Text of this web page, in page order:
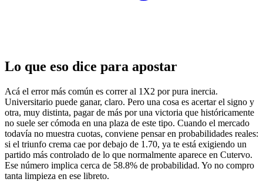
Lo que eso dice para apostar
Acá el error más común es correr al 1X2 por pura inercia.
Universitario puede ganar, claro. Pero una cosa es acertar el signo y
otra, muy distinta, pagar de más por una victoria que históricamente
no suele ser cómoda en una plaza de este tipo. Cuando el mercado
todavía no muestra cuotas, conviene pensar en probabilidades reales:
si el triunfo crema cae por debajo de 1.70, ya te está exigiendo un
partido más controlado de lo que normalmente aparece en Cutervo.
Ese número implica cerca de 58.8% de probabilidad. Yo no compro
tanta limpieza en ese libreto.